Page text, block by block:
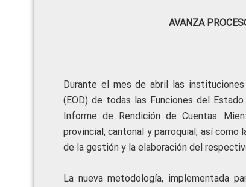
AVANZA
Durante el mes de abril las
(EOD) de todas las Funciones del
Informe de Rendición de Cuentas.
provincial, cantonal y parroquial, así como
de la gestión y la elaboración del
La nueva metodología, implementada